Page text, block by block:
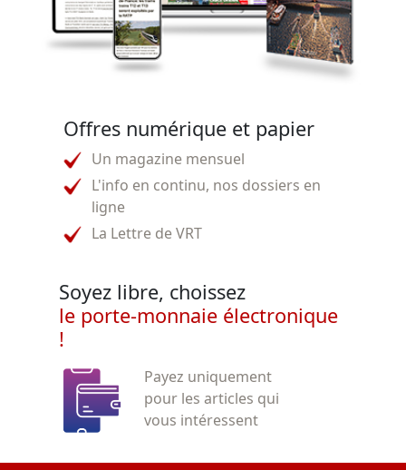
Offres numérique et papier
Un magazine mensuel
L'info en continu, nos dossiers en
ligne
La Lettre de VRT
Soyez libre, choissez
le porte-monnaie électronique
!
Payez uniquement
pour les articles qui
vous intéressent